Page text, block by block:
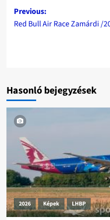
Post
navigation
Previous:
Red Bull Air Race Zamárdi /
Hasonló bejegyzések
2026 Képek LHBP